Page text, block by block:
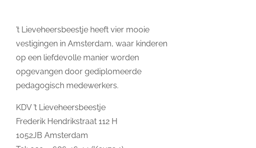
’t Lieveheersbeestje heeft vier mooie
vestigingen in Amsterdam, waar kinderen
op een liefdevolle manier worden
opgevangen door gediplomeerde
pedagogisch medewerkers.
KDV ’t Lieveheersbeestje
Frederik Hendrikstraat 112 H
1052JB Amsterdam